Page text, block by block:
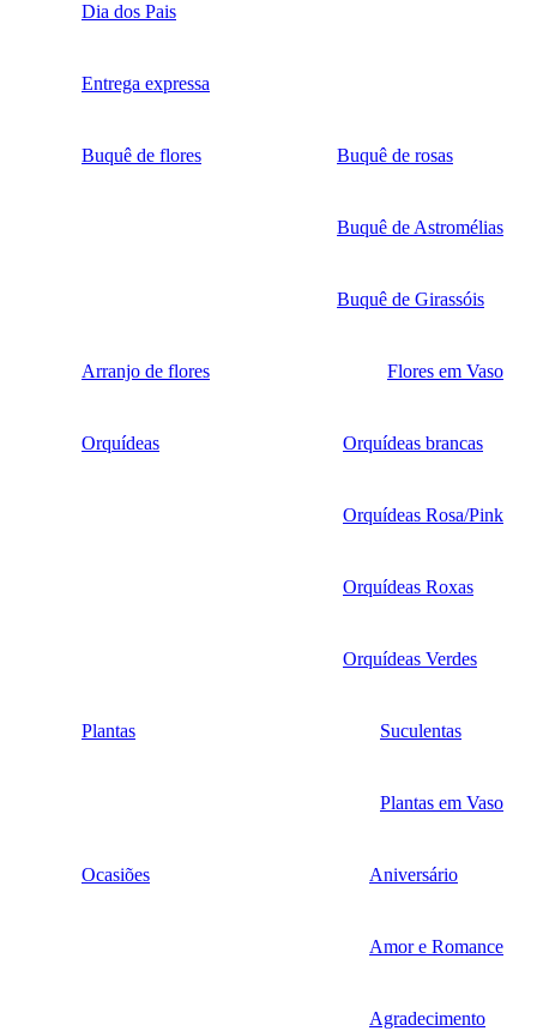
Dia dos Pais
Entrega expressa
Buquê de flores Buquê de rosas
Buquê de Astromélias
Buquê de Girassóis
Arranjo de flores Flores em Vaso
Orquídeas Orquídeas brancas
Orquídeas Rosa/Pink
Orquídeas Roxas
Orquídeas Verdes
Plantas Suculentas
Plantas em Vaso
Ocasiões Aniversário
Amor e Romance
Agradecimento